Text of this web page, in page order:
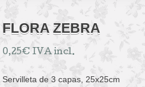
FLORA ZEBRA
0,25€ IVA incl.
Servilleta de 3 capas, 25x25cm